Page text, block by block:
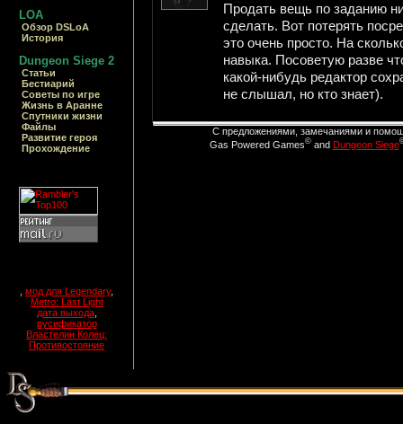
LOA
Обзор DSLoA
История
Dungeon Siege 2
Статьи
Бестиарий
Cоветы по игре
Жизнь в Аранне
Спутники жизни
Файлы
Развитие героя
Прохождение
мод для Legendary,
Metro: Last Light
дата выхода,
русификатор
Властелин Колец:
Противостояние
Продать вещь по заданию
сделать. Вот потерять
это очень просто. На
навыка. Посоветую разве
какой-нибудь редактор
не слышал, но кто знает).
С предложениями, замечаниями и
Gas Powered Games©and Dungeon Siege